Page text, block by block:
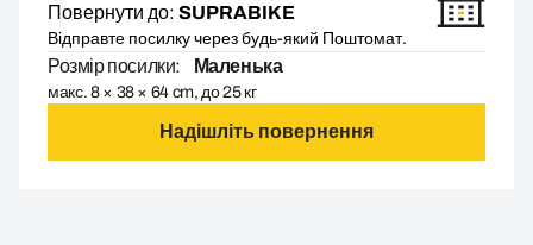
Повернути до: SUPRABIKE
Відправте посилку через будь-який Поштомат.
Розмір посилки: Маленька
макс. 8 × 38 × 64 cm, до 25 кг
Надішліть повернення